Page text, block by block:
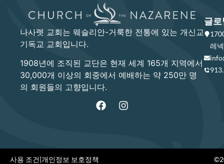
나사렛 교회는 웨슬리안-거룩한 전통에 있는 개신교
기독교 교회입니다.
1908년에 조직된 교단은 현재 세계 165개 지역에서
30,000개 이상의 회중에서 예배하는 약 250만 명
의 회원들의 고향입니다.
글로
레
사용 조건|개인정보 보호정책